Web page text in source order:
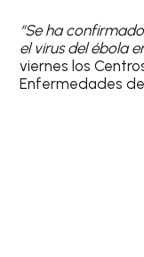
“Se ha
el virus del ébola
viernes los
Enfermedades